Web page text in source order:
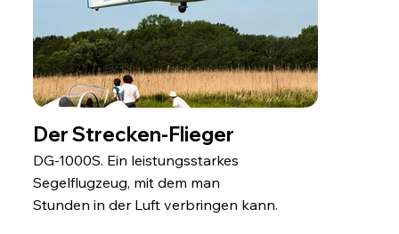
Der Strecken-Flieger
DG-1000S. Ein leistungsstarkes
Segelflugzeug, mit dem man
Stunden in der Luft verbringen kann.